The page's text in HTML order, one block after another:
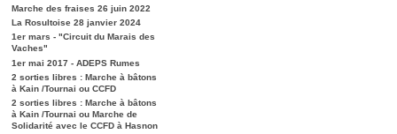
Marche des fraises 26 juin 2022
La Rosultoise 28 janvier 2024
1er mars - "Circuit du Marais des
Vaches"
1er mai 2017 - ADEPS Rumes
2 sorties libres : Marche à bâtons
à Kain /Tournai ou CCFD
2 sorties libres : Marche à bâtons
à Kain /Tournai ou Marche de
Solidarité avec le CCFD à Hasnon